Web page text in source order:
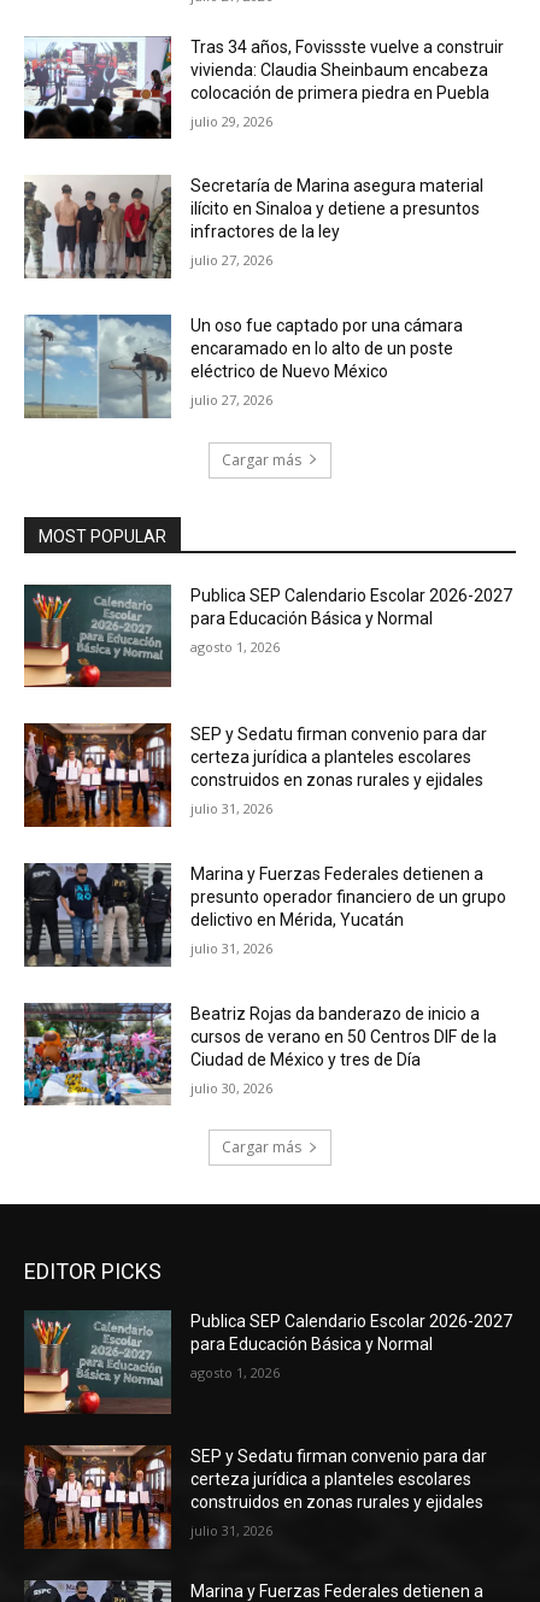
Tras 34 años, Fovissste vuelve a construir
vivienda: Claudia Sheinbaum encabeza
colocación de primera piedra en Puebla
julio 29, 2026
Secretaría de Marina asegura material
ilícito en Sinaloa y detiene a presuntos
infractores de la ley
julio 27, 2026
Un oso fue captado por una cámara
encaramado en lo alto de un poste
eléctrico de Nuevo México
julio 27, 2026
Cargar más
MOST POPULAR
Publica SEP Calendario Escolar 2026-2027
para Educación Básica y Normal
agosto 1, 2026
SEP y Sedatu firman convenio para dar
certeza jurídica a planteles escolares
construidos en zonas rurales y ejidales
julio 31, 2026
Marina y Fuerzas Federales detienen a
presunto operador financiero de un grupo
delictivo en Mérida, Yucatán
julio 31, 2026
Beatriz Rojas da banderazo de inicio a
cursos de verano en 50 Centros DIF de la
Ciudad de México y tres de Día
julio 30, 2026
Cargar más
EDITOR PICKS
Publica SEP Calendario Escolar 2026-2027
para Educación Básica y Normal
agosto 1, 2026
SEP y Sedatu firman convenio para dar
certeza jurídica a planteles escolares
construidos en zonas rurales y ejidales
julio 31, 2026
Marina y Fuerzas Federales detienen a